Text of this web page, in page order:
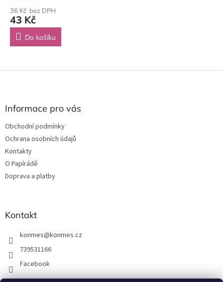
36 Kč bez DPH
43 Kč
Do košíku
Z
Informace pro vás
Obchodní podmínky
Ochrana osobních údajů
Kontakty
O Papírádě
Doprava a platby
Kontakt
konmes@konmes.cz
739531166
Facebook